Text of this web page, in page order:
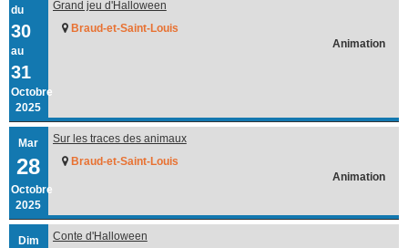
du
30
au
31
Octobre
2025
Grand jeu d'Halloween
Braud-et-Saint-Louis
Animation
Mar
28
Octobre
2025
Sur les traces des animaux
Braud-et-Saint-Louis
Animation
Dim
Conte d'Halloween